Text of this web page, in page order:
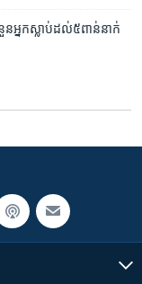
អ្នកស្លាប់ដល់៥ពាន់នាក់